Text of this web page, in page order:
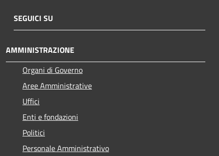
SEGUICI SU
AMMINISTRAZIONE
Organi di Governo
Aree Amministrative
Uffici
Enti e fondazioni
Politici
Personale Amministrativo